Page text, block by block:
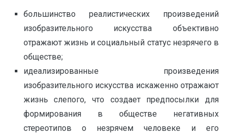
большинство реалистических произведений
изобразительного искусства объективно
отражают жизнь и социальный статус незрячего в
обществе;
идеализированные произведения
изобразительного искусства искаженно отражают
жизнь слепого, что создает предпосылки для
формирования в обществе негативных
стереотипов о незрячем человеке и его